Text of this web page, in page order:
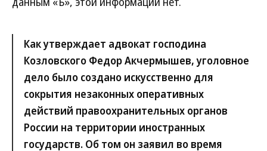
Как утверждает адвокат господина
Козловского Федор Акчермышев, уголовное
дело было создано искусственно для
сокрытия незаконных оперативных
действий правоохранительных органов
России на территории иностранных
государств. Об том он заявил во время